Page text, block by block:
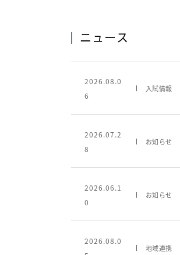
ニュース
2026.08.0
6
入試情報
2026.07.2
8
お知らせ
2026.06.1
0
お知らせ
2026.08.0
地域連携